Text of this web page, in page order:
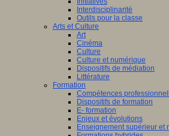
Interdisciplinarité
Outils pour la classe
Arts et Culture
Art
Cinéma
Culture
Culture et numérique
Dispositifs de médiation
Littérature
Formation
Compétences
Dispositifs de formation
E- formation
Enjeux et évolutions
Enseignement supérieur et